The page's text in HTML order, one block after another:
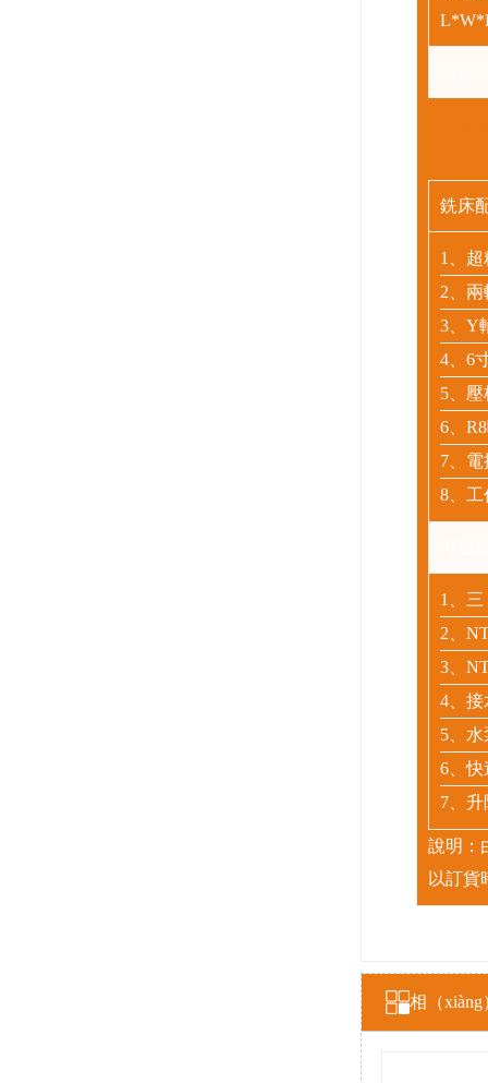
銑床
1、
2、兩
3、Y
4、6
5、
6、
7、
8、工
1、 三
2、
3、
4、接
5、
6、快
7、
說明：
以訂貨
相（